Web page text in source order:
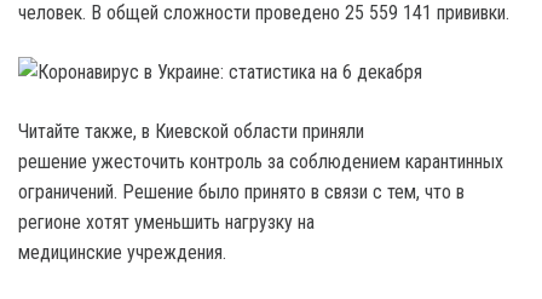
человек. В общей сложности проведено 25 559 141 прививки.
Читайте также, в Киевской области приняли
решение ужесточить контроль за соблюдением карантинных
ограничений. Решение было принято в связи с тем, что в
регионе хотят уменьшить нагрузку на
медицинские учреждения.